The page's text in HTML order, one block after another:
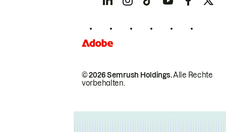
© 2026 Semrush Holdings.Alle Rechte
vorbehalten.